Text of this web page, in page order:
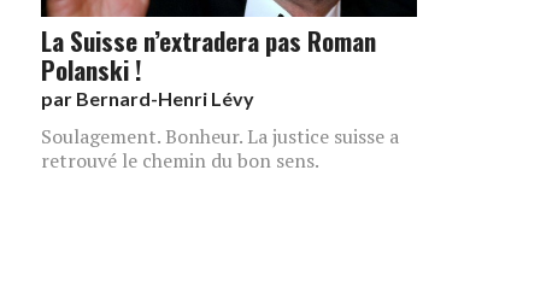
La Suisse n’extradera pas Roman
Polanski !
par Bernard-Henri Lévy
Soulagement. Bonheur. La justice suisse a
retrouvé le chemin du bon sens.